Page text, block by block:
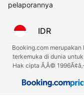
pelaporannya
IDR
Booking.com merupakan
terkemuka di dunia
Hak cipta Ã‚Â©